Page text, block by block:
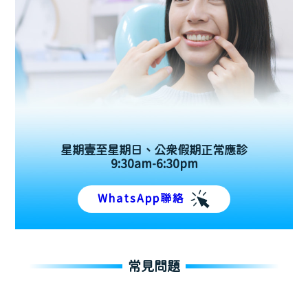
星期壹至星期日、公眾假期正常應診
9:30am-6:30pm
WhatsApp聯絡
常見問題